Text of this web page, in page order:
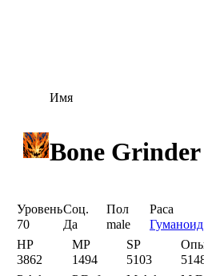
Имя
Bone Grinder
УровеньСоц. Пол
Раса
70
Да male
Гуманоид
HP
MP SP
3862
1494 5103